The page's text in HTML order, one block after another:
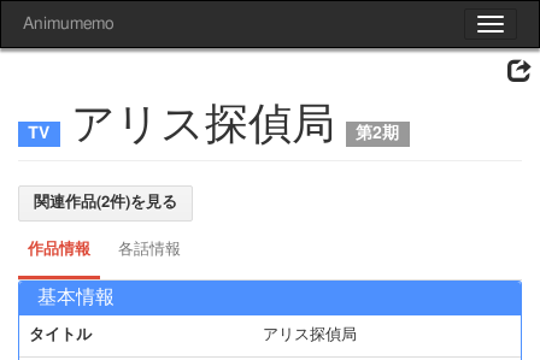
Toggle
Animumemo
アリス探偵局 第2期
関連作品(2件)を見る
作品情報 各話情報
基本情報
タイトル アリス探偵局